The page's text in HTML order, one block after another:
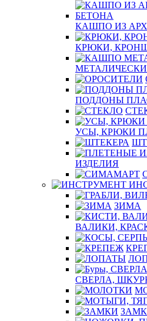
КАШПО ИЗ
КРЮКИ,
ПОДДОНЫ
УСЫ, КРЮКИ
ИЗДЕЛИЯ
ЗИМА
ВАЛИКИ,
СВЕРЛА,